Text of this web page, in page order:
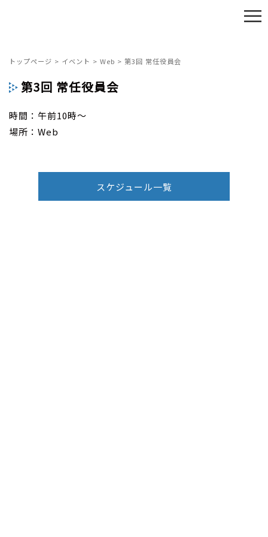
≡
トップページ > イベント > Web > 第3回 常任役員会
第3回 常任役員会
時間：午前10時～
場所：Web
スケジュール一覧